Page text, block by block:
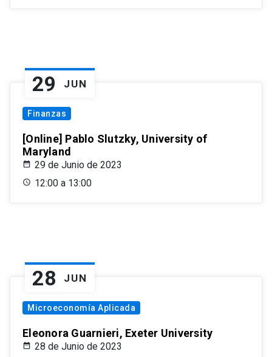
29 JUN
Finanzas
[Online] Pablo Slutzky, University of
Maryland
29 de Junio de 2023
12:00 a 13:00
28 JUN
Microeconomía Aplicada
Eleonora Guarnieri, Exeter University
28 de Junio de 2023